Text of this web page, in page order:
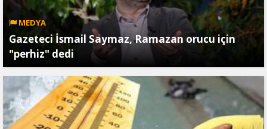
MEDYA
Gazeteci İsmail Saymaz, Ramazan orucu için
"perhiz" dedi